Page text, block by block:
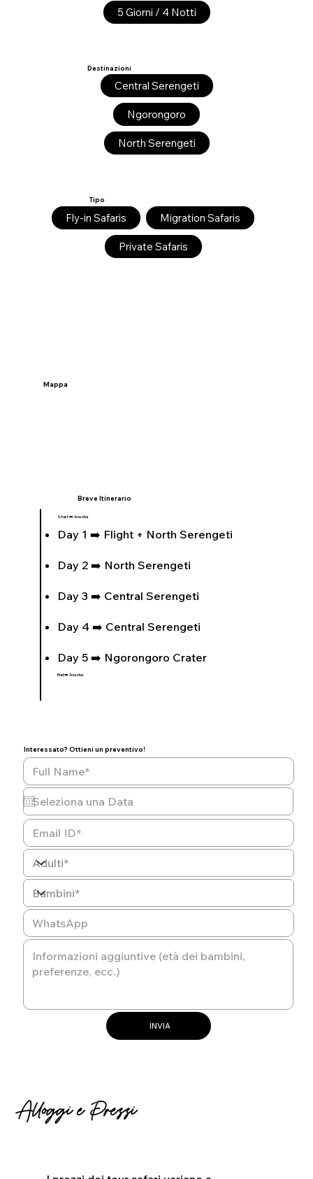
5 Giorni / 4 Notti
Destinazioni
Central Serengeti
Ngorongoro
North Serengeti
Tipo
Fly-in Safaris Migration Safaris
Private Safaris
Mappa
Breve Itinerario
Start ➡️ Arusha
Day 1 ➡️ Flight + North Serengeti
Day 2 ➡️ North Serengeti
Day 3 ➡️ Central Serengeti
Day 4 ➡️ Central Serengeti
Day 5 ➡️ Ngorongoro Crater
End ➡️ Arusha
Interessato? Ottieni un preventivo!
INVIA
Alloggi e Prezzi